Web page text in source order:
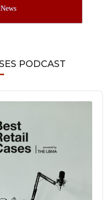
PODCAST